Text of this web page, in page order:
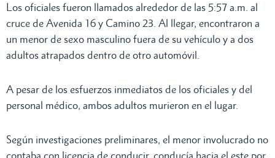
Los oficiales fueron llamados alrededor de las 5:57 a.m. al
cruce de Avenida 16 y Camino 23. Al llegar, encontraron a
un menor de sexo masculino fuera de su vehículo y a dos
adultos atrapados dentro de otro automóvil.
A pesar de los esfuerzos inmediatos de los oficiales y del
personal médico, ambos adultos murieron en el lugar.
Según investigaciones preliminares, el menor involucrado no
contaba con licencia de conducir, conducía hacia el este por